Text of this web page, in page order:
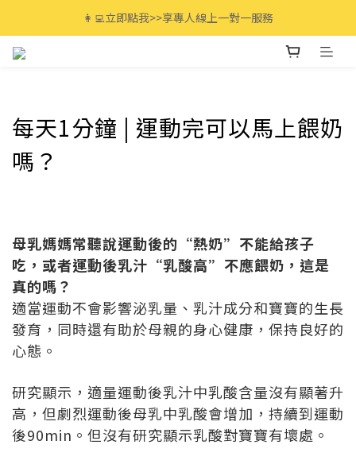
全館滿$3000免運🚚 最高享12期分期零利率!
👩‍💻立即點我>>享專人線上一對一服務
每天1分鐘 | 運動完可以馬上餵奶
嗎？
母乳媽媽常聽說運動後的“熱奶”不能給孩子
吃，或者運動後乳汁“乳酸高”不應餵奶，這是
真的嗎？
適當運動不會影響泌乳量、乳汁成分和寶寶的生長
發育，同時還有助於母親的身心健康，保持良好的
心態。
研究顯示，適量運動後乳汁中乳酸含量沒有顯著升
高，但劇烈運動後母乳中乳酸會增加，持續到運動
後90min。但沒有研究顯示乳酸對寶寶有壞處。